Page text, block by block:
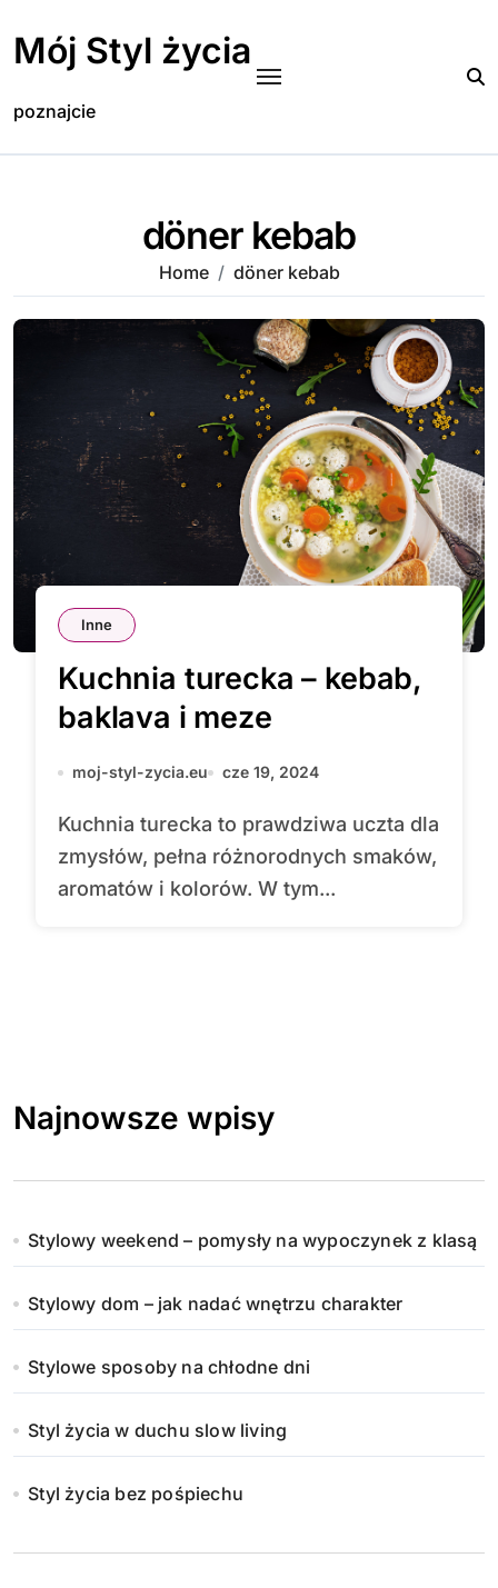
content
Mój Styl życia
poznajcie
döner kebab
Home döner kebab
Inne
Kuchnia turecka – kebab,
baklava i meze
moj-styl-zycia.eu cze 19, 2024
Kuchnia turecka to prawdziwa uczta dla
zmysłów, pełna różnorodnych smaków,
aromatów i kolorów. W tym...
Najnowsze wpisy
Stylowy weekend – pomysły na wypoczynek z klasą
Stylowy dom – jak nadać wnętrzu charakter
Stylowe sposoby na chłodne dni
Styl życia w duchu slow living
Styl życia bez pośpiechu